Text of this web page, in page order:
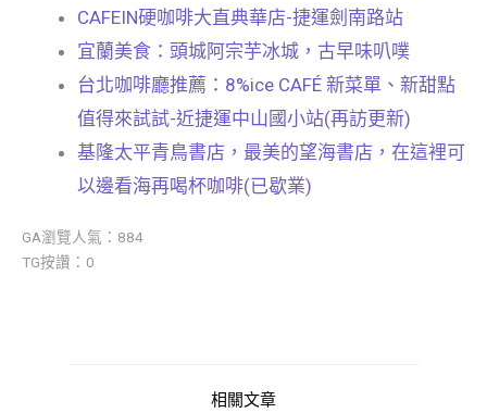
CAFEIN硬咖啡大直典華店-捷運劍南路站
宜蘭美食：頭城阿宗芋冰城，古早味叭噗
台北咖啡廳推薦：8%ice CAFÉ 新菜單、新甜點
值得來試試-近捷運中山國小站(再訪更新)
基隆太平青鳥書店，最美的望海書店，在這裡可
以邊看海再喝杯咖啡(已歇業)
GA瀏覽人氣：884
TG按讚：0
相關文章